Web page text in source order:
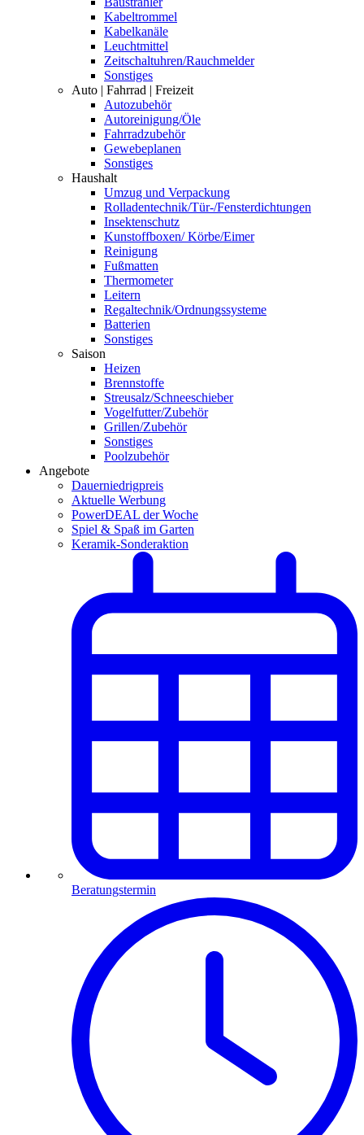
Kabeltrommel
Kabelkanäle
Leuchtmittel
Zeitschaltuhren/Rauchmelder
Sonstiges
Auto | Fahrrad | Freizeit
Autozubehör
Autoreinigung/Öle
Fahrradzubehör
Gewebeplanen
Sonstiges
Haushalt
Umzug und Verpackung
Rolladentechnik/Tür-/Fensterdichtungen
Insektenschutz
Kunstoffboxen/ Körbe/Eimer
Reinigung
Fußmatten
Thermometer
Leitern
Regaltechnik/Ordnungssysteme
Batterien
Sonstiges
Saison
Heizen
Brennstoffe
Streusalz/Schneeschieber
Vogelfutter/Zubehör
Grillen/Zubehör
Sonstiges
Poolzubehör
Angebote
Dauerniedrigpreis
Aktuelle Werbung
PowerDEAL der Woche
Spiel & Spaß im Garten
Keramik-Sonderaktion
Beratungstermin